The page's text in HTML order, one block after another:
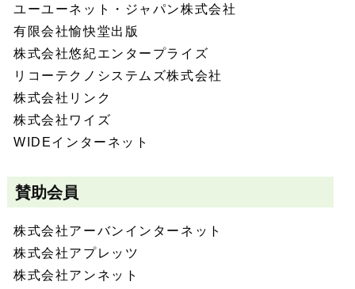
ユーユーネット・ジャパン株式会社
有限会社愉快堂出版
株式会社悠紀エンタープライズ
リコーテクノシステムズ株式会社
株式会社リンク
株式会社ワイズ
WIDEインターネット
賛助会員
株式会社アーバンインターネット
株式会社アプレッツ
株式会社アンネット